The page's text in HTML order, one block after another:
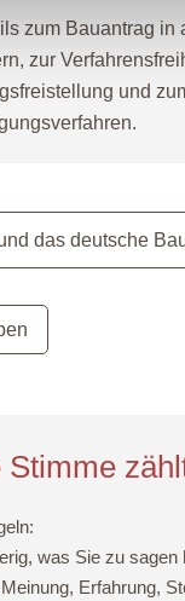
zum Bauantrag in
zur
und
das deutsche
Stimme
was Sie zu sagen
Erfahrung,